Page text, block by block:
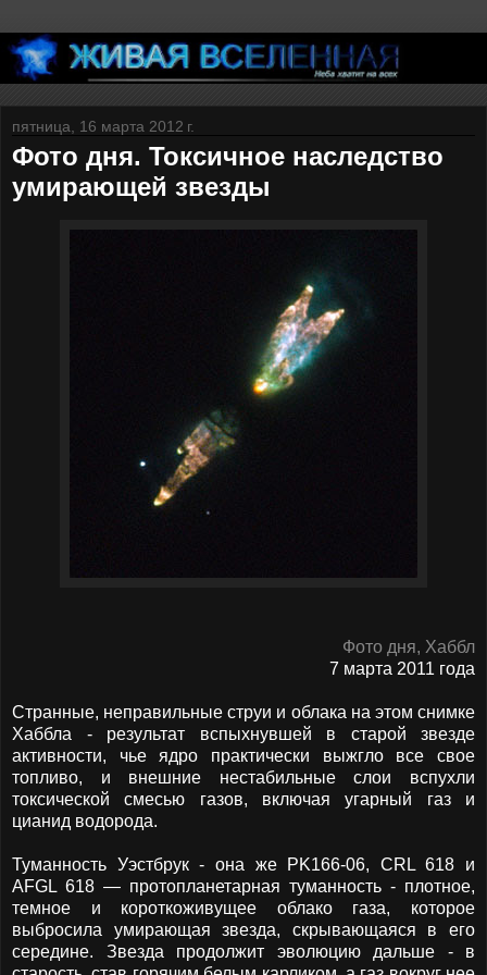
пятница, 16 марта 2012 г.
Фото дня. Токсичное наследство
умирающей звезды
Фото дня, Хаббл
7 марта 2011 года
Странные, неправильные струи и облака на этом снимке
Хаббла - результат вспыхнувшей в старой звезде
активности, чье ядро практически выжгло все свое
топливо, и внешние нестабильные слои вспухли
токсической смесью газов, включая угарный газ и
цианид водорода.
Туманность Уэстбрук - она же PK166-06, CRL 618 и
AFGL 618 — протопланетарная туманность - плотное,
темное и короткоживущее облако газа, которое
выбросила умирающая звезда, скрывающаяся в его
середине. Звезда продолжит эволюцию дальше - в